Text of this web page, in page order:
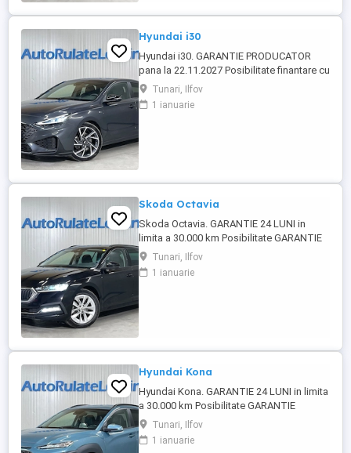
Hyundai i30
Hyundai i30. GARANTIE PRODUCATOR
pana la 22.11.2027 Posibilitate finantare cu
avans 0% pe o perioada de maxim 6 ani
Aprobare garantata credit pentru
persoane fizice (cu venituri obtinute
Tunari, Ilfov
1 ianuarie
Skoda Octavia
Skoda Octavia. GARANTIE 24 LUNI in
limita a 30.000 km Posibilitate GARANTIE
PREMIUM 24 LUNI in limita a 50.000 km
Posibilitate finantare cu avans 0% pe o
perioada de maxim 6 ani Aprobare
Tunari, Ilfov
1 ianuarie
Hyundai Kona
Hyundai Kona. GARANTIE 24 LUNI in limita
a 30.000 km Posibilitate GARANTIE
PREMIUM 24 LUNI in limita a 50.000 km
Factura se va emite in lei la cursul de
vanzare euro al Bancii Transilvania din
Tunari, Ilfov
1 ianuarie